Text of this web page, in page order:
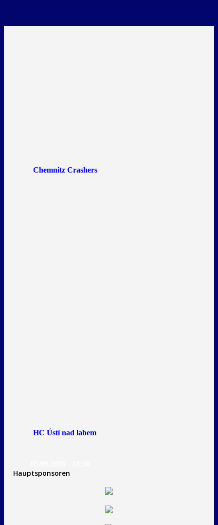
Chemnitz Crashers
HC Ústí nad labem
Hauptsponsoren